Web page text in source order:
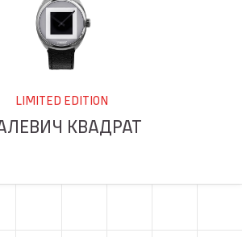
LIMITED EDITION
КВАДРАТ